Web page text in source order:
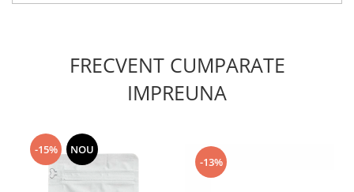
FRECVENT CUMPARATE
IMPREUNA
-15% NOU
-13%